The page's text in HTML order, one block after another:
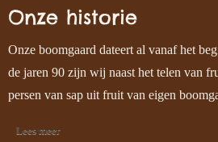
Onze historie
Onze boomgaard dateert al vanaf het
de jaren 90 zijn wij naast het telen van
persen van sap uit fruit van eigen
Lees meer